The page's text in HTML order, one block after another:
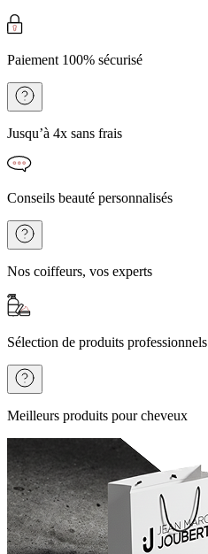
Paiement 100% sécurisé
Jusqu’à 4x sans frais
Conseils beauté personnalisés
Nos coiffeurs, vos experts
Sélection de produits professionnels
Meilleurs produits pour cheveux